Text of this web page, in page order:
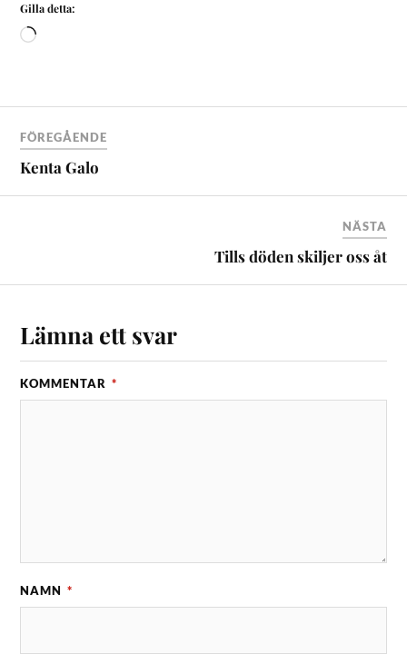
Gilla detta:
FÖREGÅENDE
Kenta Galo
NÄSTA
Tills döden skiljer oss åt
Lämna ett svar
KOMMENTAR *
NAMN *